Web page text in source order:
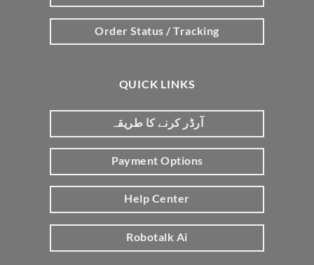
Order Status / Tracking
QUICK LINKS
آرڈر کرنے کا طریقہ
Payment Options
Help Center
Robotalk Ai